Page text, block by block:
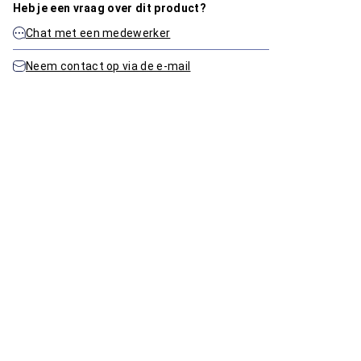
Heb je een vraag over dit product?
Chat met een medewerker
Neem contact op via de e-mail